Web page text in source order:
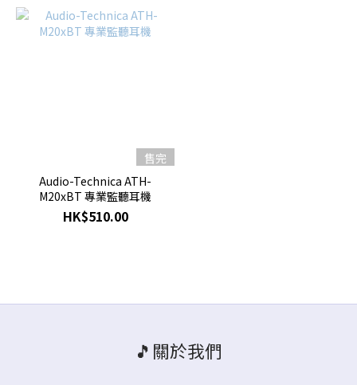
售完
Audio-Technica ATH-
M20xBT 專業監聽耳機
HK$510.00
🎵關於我們